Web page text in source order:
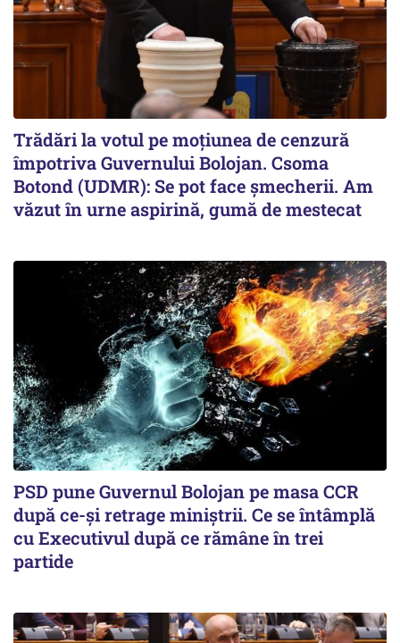
Trădări la votul pe moțiunea de cenzură
împotriva Guvernului Bolojan. Csoma
Botond (UDMR): Se pot face șmecherii. Am
văzut în urne aspirină, gumă de mestecat
PSD pune Guvernul Bolojan pe masa CCR
după ce-și retrage miniștrii. Ce se întâmplă
cu Executivul după ce rămâne în trei
partide